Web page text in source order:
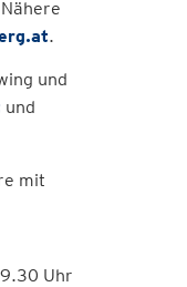
.
und
und
mit
Uhr